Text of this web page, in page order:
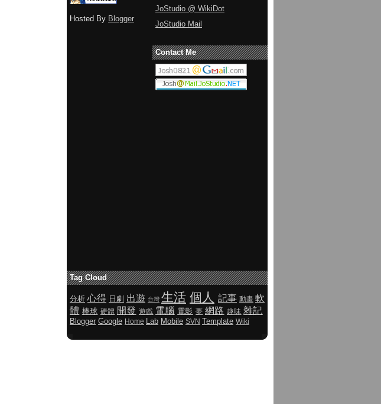
JoStudio @ WikiDot
JoStudio Mail
Contact Me
Hosted By Blogger
Tag Cloud
分析 心得 日劇 出遊 台灣 生活 個人 記事 動畫 軟
體 棒球 硬體 開發 遊戲 電腦 電影 夢 網路 趣味 雜記
Blogger Google Home Lab Mobile SVN Template Wiki